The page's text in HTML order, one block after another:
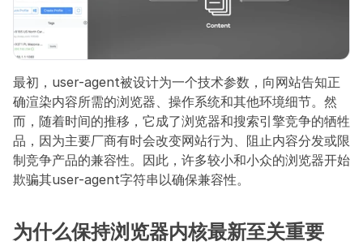
最初，user-agent被设计为一个技术参数，向网站告知正
确渲染内容所需的浏览器、操作系统和其他环境细节。然
而，随着时间的推移，它成了浏览器和搜索引擎竞争的牺牲
品，因为主要厂商有时会改变网站行为、阻止内容分发或限
制竞争产品的兼容性。因此，许多较小和小众的浏览器开始
欺骗其user-agent字符串以确保兼容性。
为什么保持浏览器内核最新至关重要